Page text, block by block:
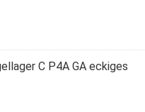
C P4A GA eckiges